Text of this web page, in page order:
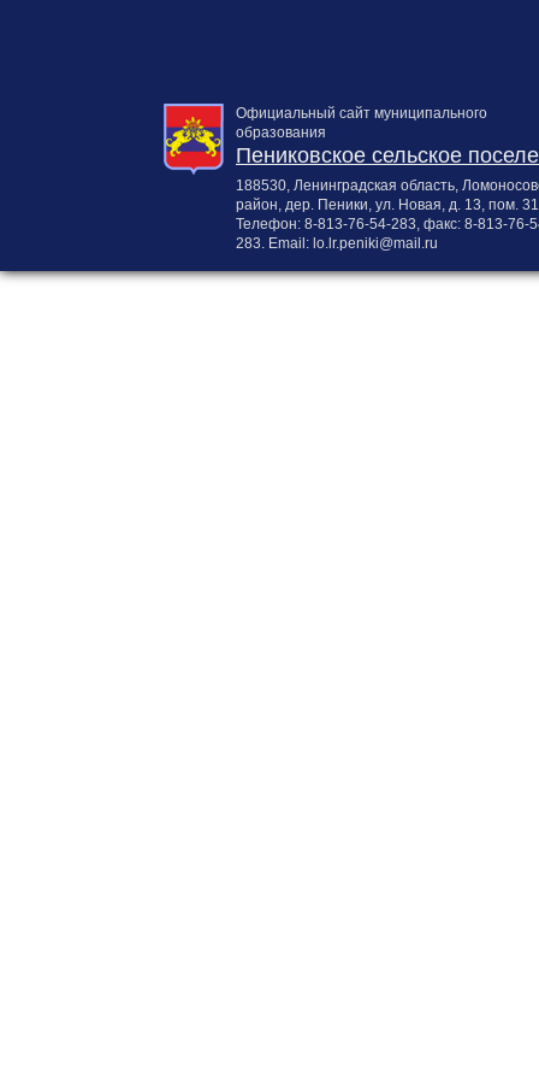
Официальный сайт муниципального
образования
Пениковское сельское
188530, Ленинградская область,
район, дер. Пеники, ул. Новая, д. 13, пом. 31
Телефон: 8-813-76-54-283, факс: 8-813-76-
283. Email: lo.lr.peniki@mail.ru